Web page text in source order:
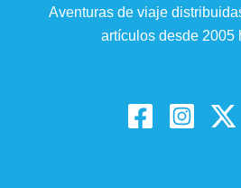
Aventuras de viaje
artículos desde 2005